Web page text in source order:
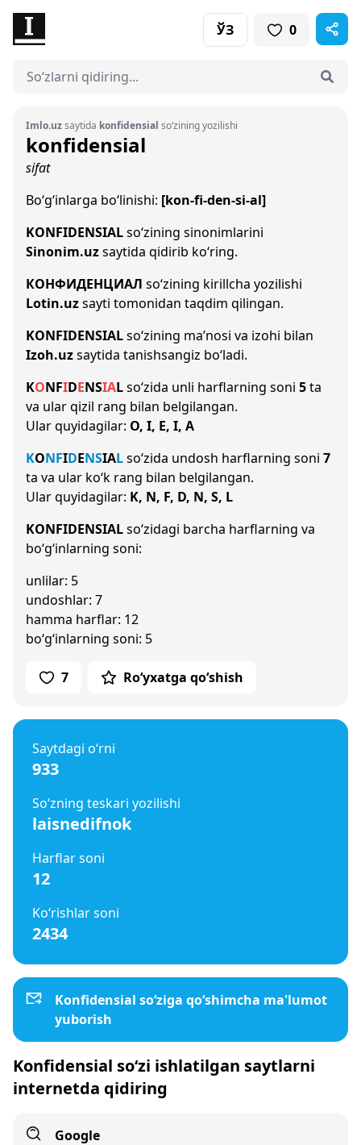
ЎЗ 0
Imlo.uzsaytida konfidensial so‘zining yozilishi
konfidensial
sifat
Bo‘g‘inlarga bo‘linishi: [kon-fi-den-si-al]
KONFIDENSIALso‘zining sinonimlarini
Sinonim.uzsaytida qidirib ko‘ring.
КОНФИДЕНЦИАЛ so‘zining kirillcha yozilishi
Lotin.uzsayti tomonidan taqdim qilingan.
KONFIDENSIALso‘zining ma’nosi va izohi bilan
Izoh.uzsaytida tanishsangiz bo‘ladi.
KONFIDENSIALso‘zida unli harflarning soni 5ta
va ular qizil rang bilan belgilangan.
Ular quyidagilar: O, I, E, I, A
KONFIDENSIALso‘zida undosh harflarning soni 7
ta va ular ko‘k rang bilan belgilangan.
Ular quyidagilar: K, N, F, D, N, S, L
KONFIDENSIALso‘zidagi barcha harflarning va
bo‘g‘inlarning soni:
unlilar: 5
undoshlar: 7
hamma harflar: 12
bo‘g‘inlarning soni: 5
7 Ro‘yxatga qo‘shish
Saytdagi o‘rni
933
So‘zning teskari yozilishi
laisnedifnok
Harflar soni
12
Ko‘rishlar soni
2434
Konfidensial so‘ziga qo‘shimcha ma'lumot
yuborish
Konfidensial so‘zi ishlatilgan saytlarni
internetda qidiring
Google